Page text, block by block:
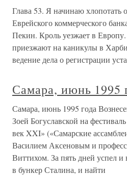
Глава 53. Я начинаю хлопотать
Еврейского коммерческого
Пекин. Кроль уезжает в
приезжают на каникулы в
ведение дела о регистрации
Самара, июнь 1995
Самара, июнь 1995 года
Зоей Богуславской на
век XXI» («Самарские
Василием Аксеновым и
Виттихом. За пять дней успел и
в бункер Сталина, и найти